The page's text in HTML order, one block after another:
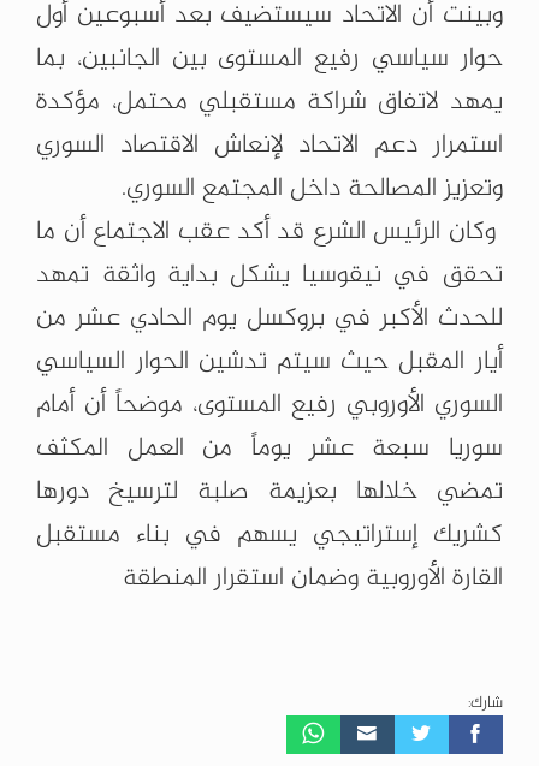
وبينت أن الاتحاد سيستضيف بعد أسبوعين أول
حوار سياسي رفيع المستوى بين الجانبين، بما
يمهد لاتفاق شراكة مستقبلي محتمل، مؤكدة
استمرار دعم الاتحاد لإنعاش الاقتصاد السوري
وتعزيز المصالحة داخل المجتمع السوري.
وكان الرئيس الشرع قد أكد عقب الاجتماع أن ما
تحقق في نيقوسيا يشكل بداية واثقة تمهد
للحدث الأكبر في بروكسل يوم الحادي عشر من
أيار المقبل حيث سيتم تدشين الحوار السياسي
السوري الأوروبي رفيع المستوى، موضحاً أن أمام
سوريا سبعة عشر يوماً من العمل المكثف
تمضي خلالها بعزيمة صلبة لترسيخ دورها
كشريك إستراتيجي يسهم في بناء مستقبل
القارة الأوروبية وضمان استقرار المنطقة
شارك: